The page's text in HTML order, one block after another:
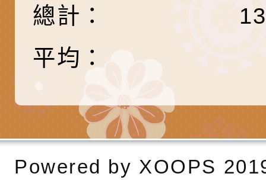
詐知能及宣導檢察官
官制度中協助被害人
製作相關宣導短片
檢送本市馬祖新村眷
區「馬村設計實驗室
味．茶味》特展海報
信誼基金會於3／14
【父母也需要被照顧
育兒中找回內在安定
心怡心理師主講】線
座
有關本市學生輔導諮
下簡稱輔諮中心)辦
上半年高國中小學學
生諮詢服務
檢送「桃園市特殊教
緒及行為問題支持資
114學年度第2學期
檢送桃園市政府LCD
（圖）片
檢送桃園市政府LED
總計：
平均：
Powered by XOOPS